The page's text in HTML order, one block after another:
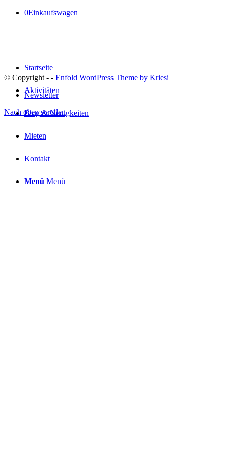
0Einkaufswagen
Startseite
Aktivitäten
Blog & Neuigkeiten
Mieten
Kontakt
Menü Menü
© Copyright - - Enfold WordPress Theme by Kriesi
Newsletter
Nach oben scrollen